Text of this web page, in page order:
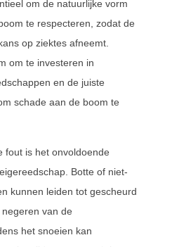
om de natuurlijke vorm
te respecteren, zodat de
op ziektes afneemt.
om te investeren in
en de juiste
schade aan de boom te
fout is het onvoldoende
Botte of niet-
kunnen leiden tot gescheurd
van de
het snoeien kan